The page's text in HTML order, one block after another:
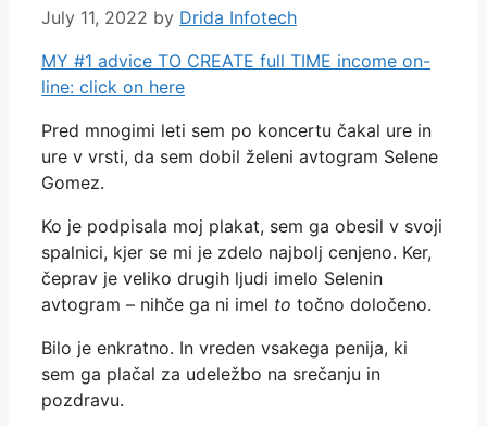
July 11, 2022 by Drida Infotech
MY #1 advice TO CREATE full TIME income on-
line: click on here
Pred mnogimi leti sem po koncertu čakal ure in
ure v vrsti, da sem dobil želeni avtogram Selene
Gomez.
Ko je podpisala moj plakat, sem ga obesil v svoji
spalnici, kjer se mi je zdelo najbolj cenjeno. Ker,
čeprav je veliko drugih ljudi imelo Selenin
avtogram – nihče ga ni imel to točno določeno.
Bilo je enkratno. In vreden vsakega penija, ki
sem ga plačal za udeležbo na srečanju in
pozdravu.